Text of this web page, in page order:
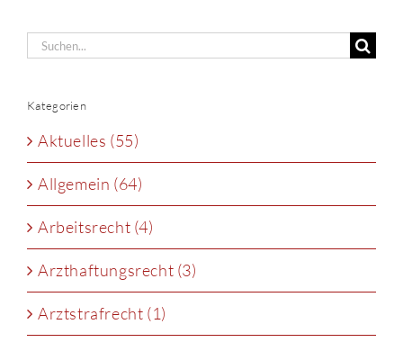
Suche
Kategorien
Aktuelles (55)
Allgemein (64)
Arbeitsrecht (4)
Arzthaftungsrecht (3)
Arztstrafrecht (1)